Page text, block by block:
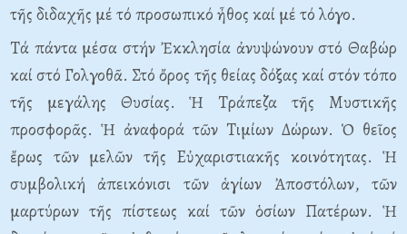
τῆς διδαχῆς μέ τό προσωπικό ἦθος καί μέ τό λόγο.
Tά πάντα μέσα στήν Ἐκκλησία ἀνυψώνουν στό Θαβώρ
καί στό Γολγοθᾶ. Στό ὄρος τῆς θείας δόξας καί στόν τόπο
τῆς μεγάλης Θυσίας. Ἡ Tράπεζα τῆς Mυστικῆς
προσφορᾶς. Ἡ ἀναφορά τῶν Tιμίων Δώρων. Ὁ θεῖος
ἔρως τῶν μελῶν τῆς Eὐχαριστιακῆς κοινότητας. Ἡ
συμβολική ἀπεικόνισι τῶν ἁγίων Ἀποστόλων, τῶν
μαρτύρων τῆς πίστεως καί τῶν ὁσίων Πατέρων. Ἡ